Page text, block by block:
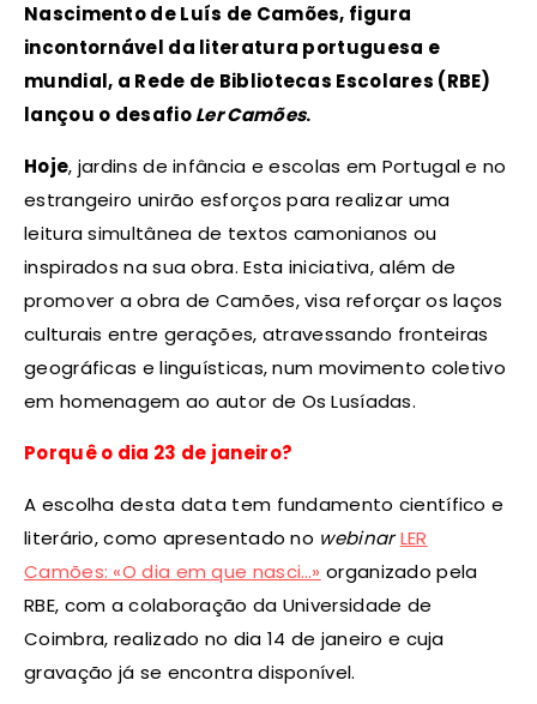
Nascimento de Luís de Camões, figura
incontornável da literatura portuguesa e
mundial, a Rede de Bibliotecas Escolares (RBE)
lançou o desafioLer Camões.
Hoje, jardins de infância e escolas em Portugal e no
estrangeiro unirão esforços para realizar uma
leitura simultânea de textos camonianos ou
inspirados na sua obra. Esta iniciativa, além de
promover a obra de Camões, visa reforçar os laços
culturais entre gerações, atravessando fronteiras
geográficas e linguísticas, num movimento coletivo
em homenagem ao autor de Os Lusíadas.
Porquê o dia 23 de janeiro?
A escolha desta data tem fundamento científico e
literário, como apresentado no webinar LER
Camões: «O dia em que nasci…» organizado pela
RBE, com a colaboração da Universidade de
Coimbra, realizado no dia 14 de janeiro e cuja
gravação já se encontra disponível.